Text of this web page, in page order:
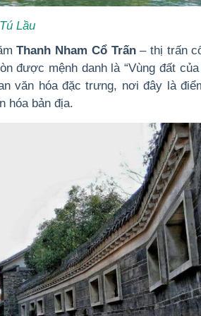
Lầu
Thanh Nham Cổ Trấn– thị trấn
được mệnh danh là “Vùng đất
văn hóa đặc trưng, nơi đây là
hóa bản địa.